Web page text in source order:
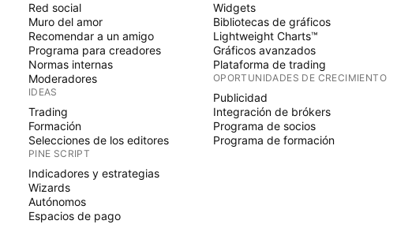
Red social
Muro del amor
Recomendar a un amigo
Programa para creadores
Normas internas
Moderadores
IDEAS
Trading
Formación
Selecciones de los editores
PINE SCRIPT
Indicadores y estrategias
Wizards
Autónomos
Espacios de pago
Widgets
Bibliotecas de gráficos
Lightweight Charts™
Gráficos avanzados
Plataforma de trading
OPORTUNIDADES DE CRECIMIENTO
Publicidad
Integración de brókers
Programa de socios
Programa de formación